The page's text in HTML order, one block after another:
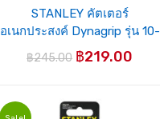
STANLEY คัตเตอร์
อเนกประสงค์ Dynagrip รุ่น 10-
779
฿245.00 ฿219.00